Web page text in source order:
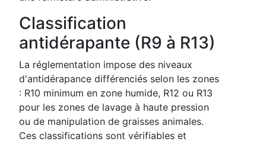
Classification
antidérapante (R9 à R13)
La réglementation impose des niveaux
d'antidérapance différenciés selon les zones
: R10 minimum en zone humide, R12 ou R13
pour les zones de lavage à haute pression
ou de manipulation de graisses animales.
Ces classifications sont vérifiables et